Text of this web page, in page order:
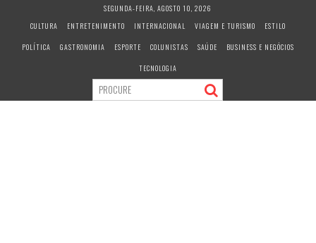
c
SEGUNDA-FEIRA, AGOSTO 10, 2026
CULTURA
ENTRETENIMENTO INTERNACIONAL VIAGEM E TURISMO
ESTILO
POLÍTICA
GASTRONOMIA ESPORTE COLUNISTAS SAÚDE
BUSINESS E NEGÓCIOS
TECNOLOGIA